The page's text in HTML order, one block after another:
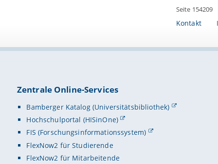
Seite 154209
Kontakt
Zentrale Online-Services
Bamberger Katalog (Universitätsbibliothek)
Hochschulportal (HISinOne)
FIS (Forschungsinformationssystem)
FlexNow2 für Studierende
FlexNow2 für Mitarbeitende